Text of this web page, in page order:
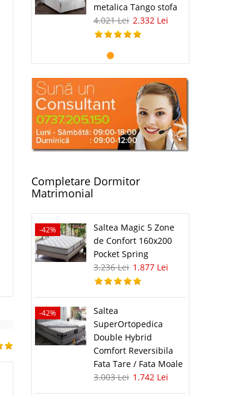
metalica Tango stofa
4.021 Lei 2.332 Lei
Completare Dormitor
Matrimonial
-42%
Saltea Magic 5 Zone
de Confort 160x200
Pocket Spring
3.236 Lei 1.877 Lei
-42%
Saltea
SuperOrtopedica
Double Hybrid
Comfort Reversibila
Fata Tare / Fata Moale
3.003 Lei 1.742 Lei